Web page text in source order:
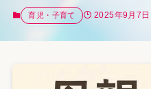
育児・子育て 2025年9月7日